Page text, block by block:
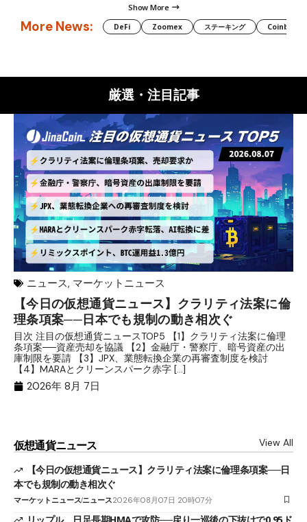
Show More
More News: DeFi Zoomex ステーキング Coinbase
厳選・注目記事
ニュース, マーケットニュース
【今日の仮想通貨ニュース】クラリティ法案に倫
理条項案──日本でも規制の動き相次ぐ
目次 注目の仮想通貨ニュースTOP5 【1】クラリティ法案に倫理
条項案──資産売却を協議 【2】金融庁・警察庁、暗号資産の出
庫制限を要請 【3】JPX、業態転換企業の再審査制度を検討
【4】MARAとクリーンスパーク赤字 […]
2026年 8月 7日
仮想通貨ニュース View All
【今日の仮想通貨ニュース】クラリティ法案に倫理条項案──日
本でも規制の動き相次ぐ
マーケットニュースニュース2026年08月07日 20時07分
リップル、日足長期HMAで攻防──戻り一巡後の下抜けで0.95ド